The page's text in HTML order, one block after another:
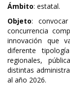
Ámbito: estatal.
Objeto:
concurrencia
innovación que
diferente
regionales,
distintas
al año 2026.